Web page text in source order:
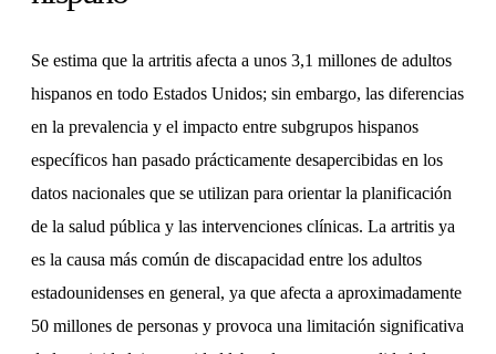
Se estima que la artritis afecta a unos 3,1 millones de adultos
hispanos en todo Estados Unidos; sin embargo, las diferencias
en la prevalencia y el impacto entre subgrupos hispanos
específicos han pasado prácticamente desapercibidas en los
datos nacionales que se utilizan para orientar la planificación
de la salud pública y las intervenciones clínicas. La artritis ya
es la causa más común de discapacidad entre los adultos
estadounidenses en general, ya que afecta a aproximadamente
50 millones de personas y provoca una limitación significativa